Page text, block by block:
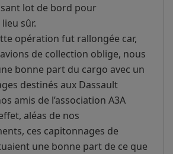
lot de bord pour
sûr.
opération fut rallongée car,
de collection oblige, nous
bonne part du cargo avec un
destinés aux Dassault
amis de l’association A3A
aléas de nos
ces capitonnages de
une bonne part de ce que